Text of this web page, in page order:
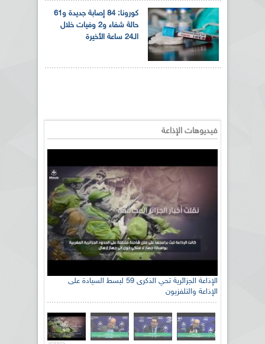
كورونا: 84 إصابة جديدة و61
حالة شفاء و2 وفيات خلال
الـ24 ساعة الأخيرة
فيديوهات الإذاعة
الإذاعة الجزائرية تحي الذكرى 59 لبسط السيادة على
الإذاعة والتلفزيون